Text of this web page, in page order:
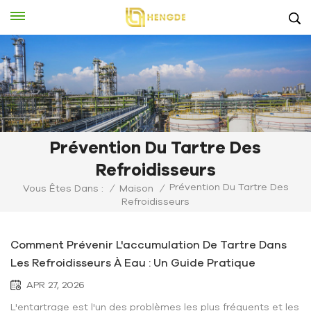
Prévention Du Tartre Des
Refroidisseurs
Vous Êtes Dans : / Maison /
Prévention Du Tartre Des
Refroidisseurs
Comment Prévenir L'accumulation De Tartre Dans
Les Refroidisseurs À Eau : Un Guide Pratique
APR 27, 2026
L'entartrage est l'un des problèmes les plus fréquents et les